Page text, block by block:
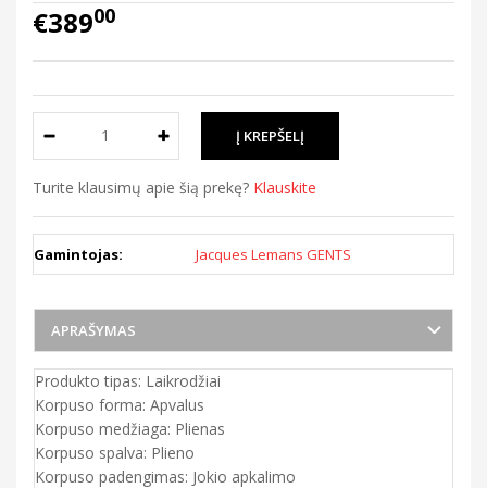
€38900
Turite klausimų apie šią prekę? Klauskite
Gamintojas: Jacques Lemans GENTS
APRAŠYMAS
Produkto tipas: Laikrodžiai
Korpuso forma: Apvalus
Korpuso medžiaga: Plienas
Korpuso spalva: Plieno
Korpuso padengimas: Jokio apkalimo